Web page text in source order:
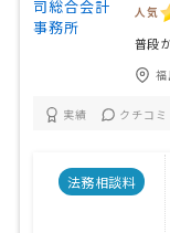
人気
普段
実績 クチコミ
法務相談料